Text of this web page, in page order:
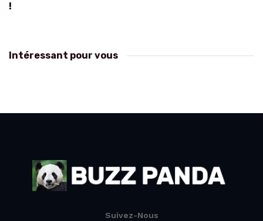
!
Intéressant pour vous
Suivez-Nous